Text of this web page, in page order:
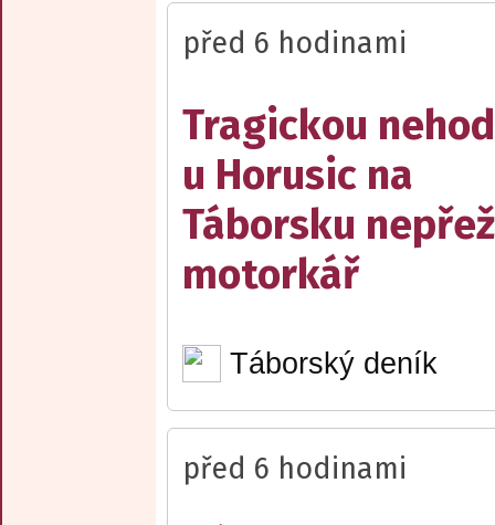
před 6 hodinami
Tragickou
u Horusic na
Táborsku
motorkář
Táborský deník
před 6 hodinami